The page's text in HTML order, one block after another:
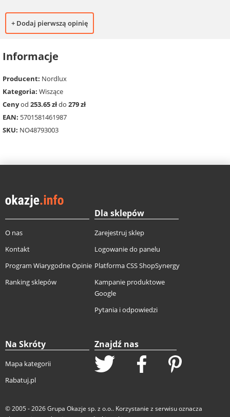
+ Dodaj pierwszą opinię
Informacje
Producent: Nordlux
Kategoria: Wiszące
Cenyod 253.65 złdo 279 zł
EAN: 5701581461987
SKU: NO48793003
O nas
Kontakt
Program Wiarygodne Opinie
Ranking sklepów
Dla sklepów
Zarejestruj sklep
Logowanie do panelu
Platforma CSS ShopSynergy
Kampanie produktowe
Google
Pytania i odpowiedzi
Na Skróty
Mapa kategorii
Rabatuj.pl
Znajdź nas
© 2005 - 2026Grupa Okazje sp. z o.o.. Korzystanie z serwisu oznacza